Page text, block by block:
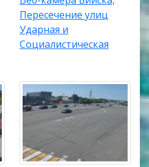
Пересечение улиц
Ударная и
Социалистическая